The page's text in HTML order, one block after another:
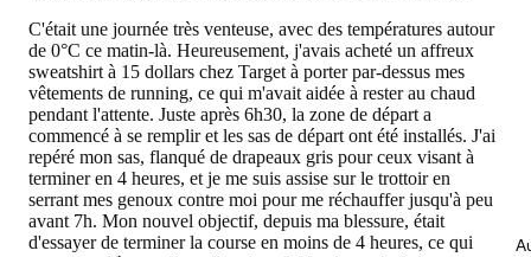
C'était une journée très venteuse, avec des températures autour
de 0°C ce matin-là. Heureusement, j'avais acheté un affreux
sweatshirt à 15 dollars chez Target à porter par-dessus mes
vêtements de running, ce qui m'avait aidée à rester au chaud
pendant l'attente. Juste après 6h30, la zone de départ a
commencé à se remplir et les sas de départ ont été installés. J'ai
repéré mon sas, flanqué de drapeaux gris pour ceux visant à
terminer en 4 heures, et je me suis assise sur le trottoir en
serrant mes genoux contre moi pour me réchauffer jusqu'à peu
avant 7h. Mon nouvel objectif, depuis ma blessure, était
d'essayer de terminer la course en moins de 4 heures, ce qui